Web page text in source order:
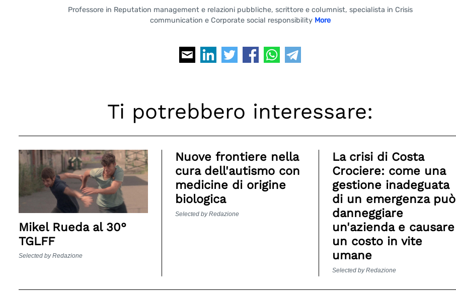
Professore in Reputation management e relazioni pubbliche, scrittore e columnist, specialista in Crisis
communication e Corporate social responsibility More
Ti potrebbero interessare:
Mikel Rueda al 30°
TGLFF
Selected by Redazione
Nuove frontiere nella
cura dell'autismo con
medicine di origine
biologica
Selected by Redazione
La crisi di Costa
Crociere: come una
gestione inadeguata
di un emergenza può
danneggiare
un'azienda e causare
un costo in vite
umane
Selected by Redazione